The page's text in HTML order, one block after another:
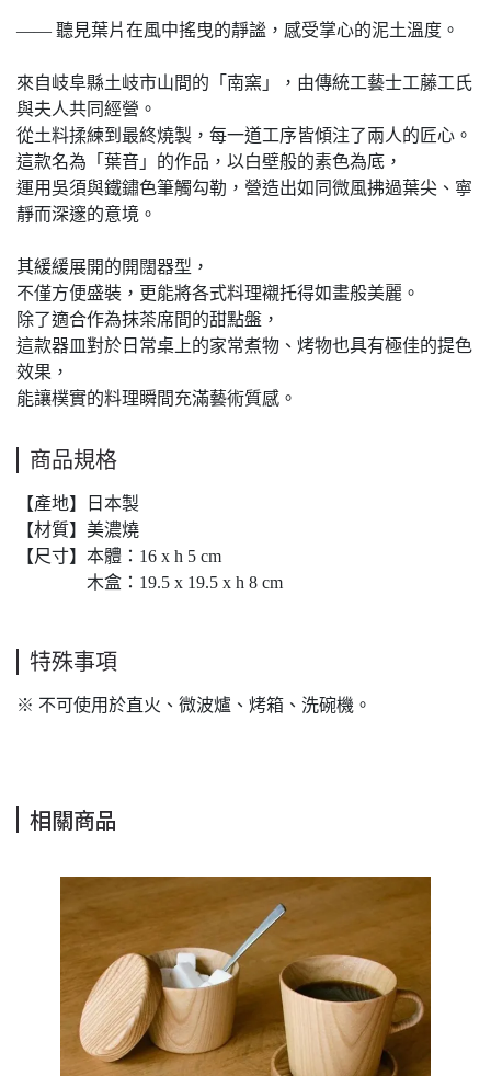
—— 聽見葉片在風中搖曳的靜謐，感受掌心的泥土溫度。
來自岐阜縣土岐市山間的「南窯」，由傳統工藝士工藤工氏
與夫人共同經營。
從土料揉練到最終燒製，每一道工序皆傾注了兩人的匠心。
這款名為「葉音」的作品，以白壁般的素色為底，
運用吳須與鐵鏽色筆觸勾勒，營造出如同微風拂過葉尖、寧
靜而深邃的意境。
其緩緩展開的開闊器型，
不僅方便盛裝，更能將各式料理襯托得如畫般美麗。
除了適合作為抹茶席間的甜點盤，
這款器皿對於日常桌上的家常煮物、烤物也具有極佳的提色
效果，
能讓樸實的料理瞬間充滿藝術質感。
商品規格
【產地】日本製
【材質】美濃燒
【尺寸】本體：16 x h 5 cm
木盒：19.5 x 19.5 x h 8 cm
特殊事項
※ 不可使用於直火、微波爐、烤箱、洗碗機。
相關商品